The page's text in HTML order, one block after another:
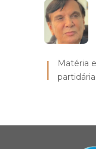
Matéria